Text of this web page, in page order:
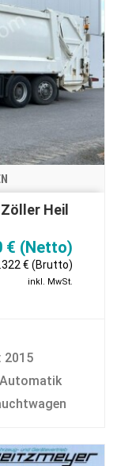
Zöller Heil
€ (Netto)
€ (Brutto)
inkl. MwSt.
2015